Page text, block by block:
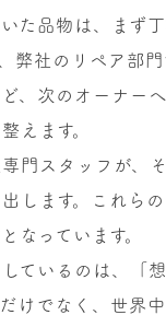
た品物は、まず丁
弊社のリペア部門
、次のオーナー
えます。
門スタッフが、
します。これら
なっています。
ているのは、「
けでなく、世界